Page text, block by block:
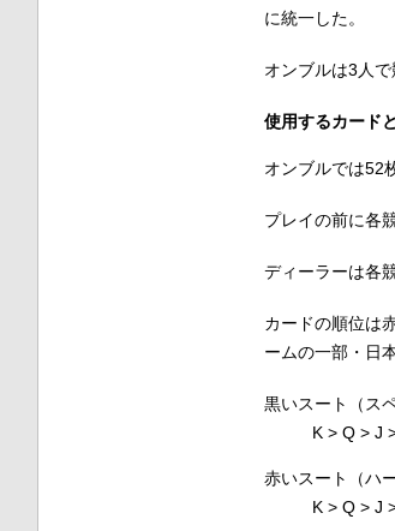
に統一した。
オンブルは3人
使用するカード
オンブルでは52
プレイの前に各
ディーラーは各
カードの順位は
ームの一部・日
黒いスート（ス
K > Q > J
赤いスート（ハ
K > Q > J